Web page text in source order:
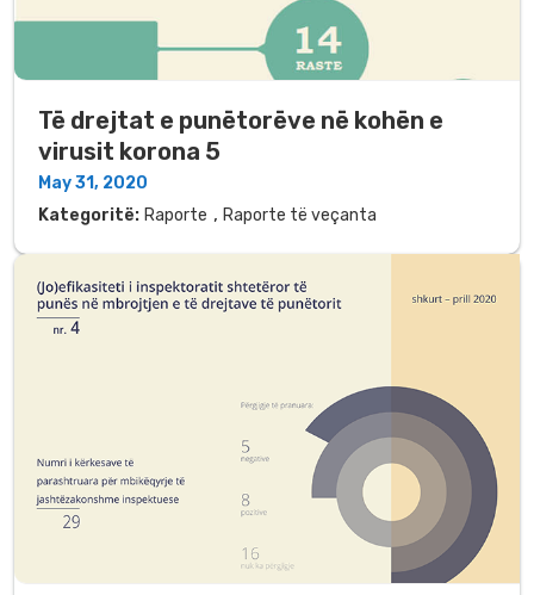
Të drejtat e punëtorëve në kohën e
virusit korona 5
May 31, 2020
Kategoritë: Raporte , Raporte të veçanta